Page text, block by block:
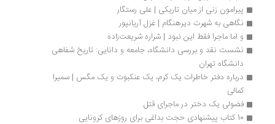
پیرامون زنی از میان تاریکی | علی رستگار
نگاهی به شهرت دیرهنگام | غزل آریانپور
و اما ماجرا فقط این نبود | شراره شریعت‌زاده
نشست نقد و بررسی دانشگاه، جامعه و دانایی: تاریخ شفاهی
دانشگاه تهران
فضولی یک دختر در ماجرای قتل